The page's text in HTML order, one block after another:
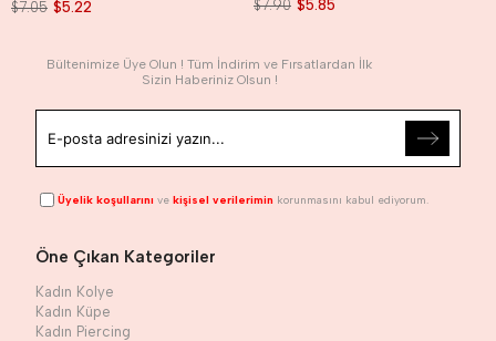
$5.22
$7.05 $5.85
$7.90
Bültenimize Üye Olun ! Tüm İndirim ve Fırsatlardan İlk
Sizin Haberiniz Olsun !
Üyelik koşullarını vekişisel verilerimin korunmasını kabul ediyorum.
Öne Çıkan Kategoriler
Kadın Kolye
Kadın Küpe
Kadın Piercing